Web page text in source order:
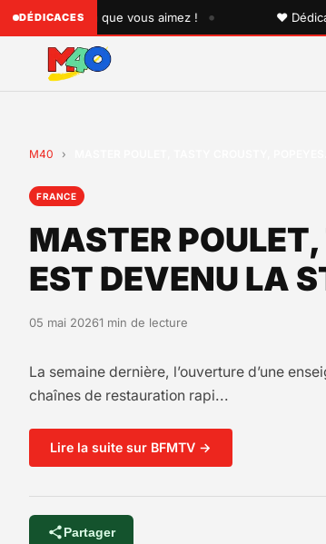
DÉDICACES
quelqu'un que vous aimez ! • ♥ Dédicacez
M40 ›
FRANCE
MASTER
EST DEVENU LA
05 mai 20261 min de lecture
La semaine dernière, l’ouverture d’une
chaînes de restauration rapi...
Lire la suite sur BFMTV →
Partager